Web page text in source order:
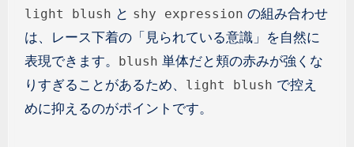
light blush と shy expression の組み合わせ
は、レース下着の「見られている意識」を自然に
表現できます。
blush 単体だと頬の赤みが強くな
りすぎることがあるため、
light blush で控え
めに抑えるのがポイントです。